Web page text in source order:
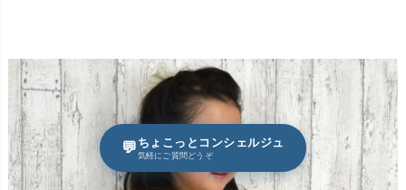
💬 ちょこっとコンシェルジュ
気軽にご質問どうぞ